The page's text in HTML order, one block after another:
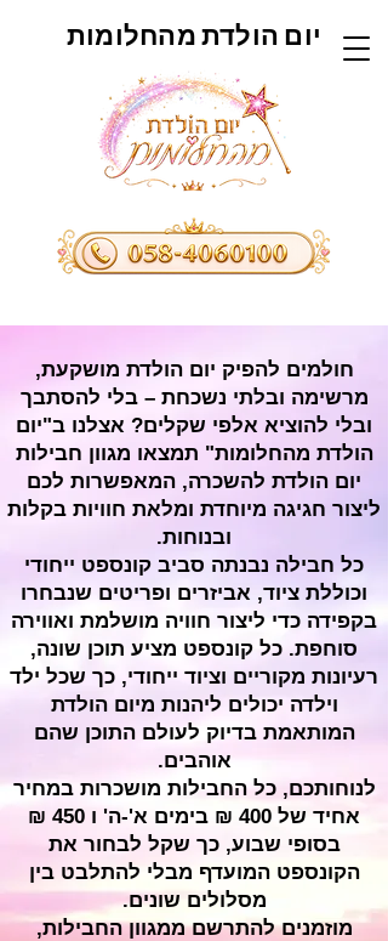
יום הולדת מהחלומות
חולמים להפיק יום הולדת מושקעת,
מרשימה ובלתי נשכחת – בלי להסתבך
ובלי להוציא אלפי שקלים? אצלנו ב"יום
הולדת מהחלומות" תמצאו מגוון חבילות
יום הולדת להשכרה, המאפשרות לכם
ליצור חגיגה מיוחדת ומלאת חוויות בקלות
ובנוחות.
כל חבילה נבנתה סביב קונספט ייחודי
וכוללת ציוד, אביזרים ופריטים שנבחרו
בקפידה כדי ליצור חוויה מושלמת ואווירה
סוחפת. כל קונספט מציע תוכן שונה,
רעיונות מקוריים וציוד ייחודי, כך שכל ילד
וילדה יכולים ליהנות מיום הולדת
המותאמת בדיוק לעולם התוכן שהם
אוהבים.
לנוחותכם, כל החבילות מושכרות במחיר
אחיד של 400 ₪ בימים א'-ה' ו 450 ₪
בסופי שבוע, כך שקל לבחור את
הקונספט המועדף מבלי להתלבט בין
מסלולים שונים.
מוזמנים להתרשם ממגוון החבילות,